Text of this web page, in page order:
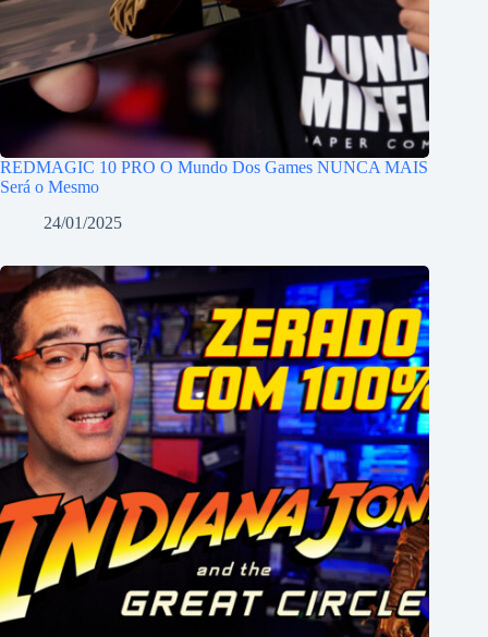
REDMAGIC 10 PRO O Mundo Dos Games NUNCA MAIS
Será o Mesmo
24/01/2025